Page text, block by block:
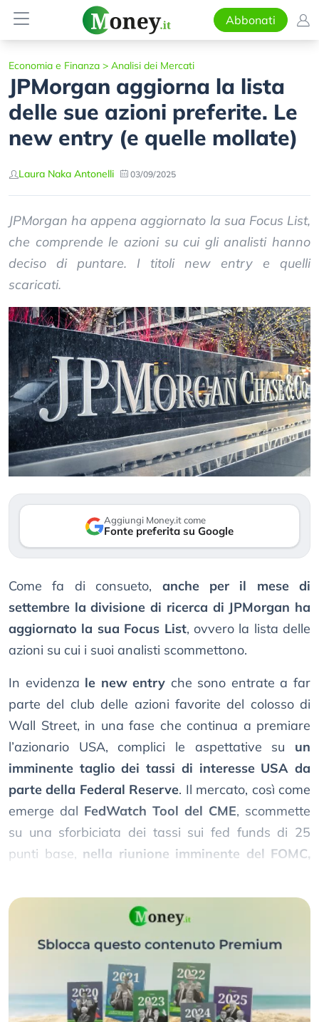
Abbonati
Economia e Finanza > Analisi dei Mercati
JPMorgan aggiorna la lista
delle sue azioni preferite. Le
new entry (e quelle mollate)
Laura Naka Antonelli 03/09/2025
JPMorgan ha appena aggiornato la sua Focus List,
che comprende le azioni su cui gli analisti hanno
deciso di puntare. I titoli new entry e quelli
scaricati.
Aggiungi Money.it come
Fonte preferita su Google
Come fa di consueto, anche per il mese di
settembre la divisione di ricerca di JPMorgan ha
aggiornato la sua Focus List, ovvero la lista delle
azioni su cui i suoi analisti scommettono.
In evidenza le new entry che sono entrate a far
parte del club delle azioni favorite del colosso di
Wall Street, in una fase che continua a premiare
l’azionario USA, complici le aspettative su un
imminente taglio dei tassi di interesse USA da
parte della Federal Reserve. Il mercato, così come
emerge dal FedWatch Tool del CME, scommette
su una sforbiciata dei tassi sui fed funds di 25
punti base, nella riunione imminente del FOMC,